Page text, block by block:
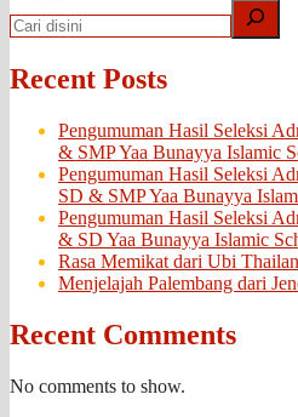
Recent Posts
Pengumuman Hasil Seleksi
& SMP Yaa Bunayya Islamic
Pengumuman Hasil Seleksi
SD & SMP Yaa Bunayya
Pengumuman Hasil Seleksi
& SD Yaa Bunayya Islamic
Rasa Memikat dari Ubi
Menjelajah Palembang dari
Recent Comments
No comments to show.